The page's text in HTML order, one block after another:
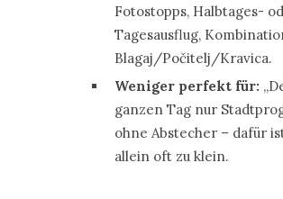
Fotostopps, Halbtages-
Tagesausflug,
Blagaj/Počitelj/Kravica.
Weniger perfekt für:
ganzen Tag nur
ohne Abstecher – dafür
allein oft zu klein.